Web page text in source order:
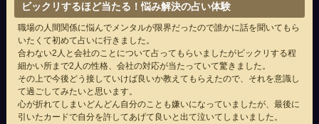
ビックリするほど当たる！悩み解決の占い体験
職場の人間関係に悩んでメンタルが限界だったので誰かに話を聞いてもら
いたくて初めて占いに行きました。
合わない2人と会社のことについて占ってもらいましたがビックリする程
細かい所まで2人の性格、会社の対応が当たっていて驚きました。
その上で今後どう接していけば良いか教えてもらえたので、それを意識し
て過ごしてみたいと思います。
心が折れてしまいどんどん自分のことも嫌いになっていましたが、最後に
引いたカードで自分を許してあげて良いと出て泣いてしまいました。